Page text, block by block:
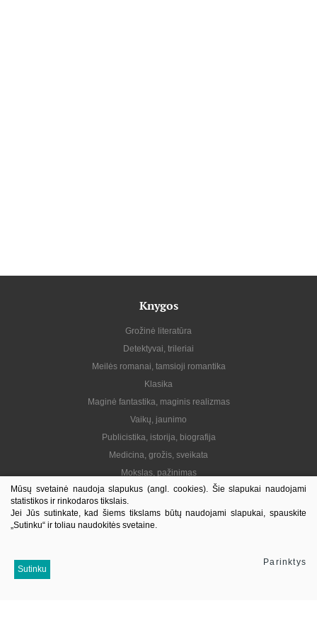
Knygos
Grožinė literatūra
Detektyvai, trileriai
Meilės romanai, tamsioji romantika
Klasika
Maginė fantastika, maginis realizmas
Vaikų, jaunimo
Publicistika, istorija, biografija
Medicina, grožis, sveikata
Mokslas, pažinimas
Praktinė, gyvenimo būdas
Lietuvių autoriai
El. knygos
Mūsų svetainė naudoja slapukus (angl. cookies). Šie slapukai naudojami
statistikos ir rinkodaros tikslais.
Jei Jūs sutinkate, kad šiems tikslams būtų naudojami slapukai, spauskite
„Sutinku“ ir toliau naudokitės svetaine.
Sutinku
Parinktys